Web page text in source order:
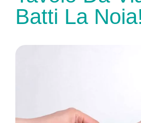
Batti La Noia!